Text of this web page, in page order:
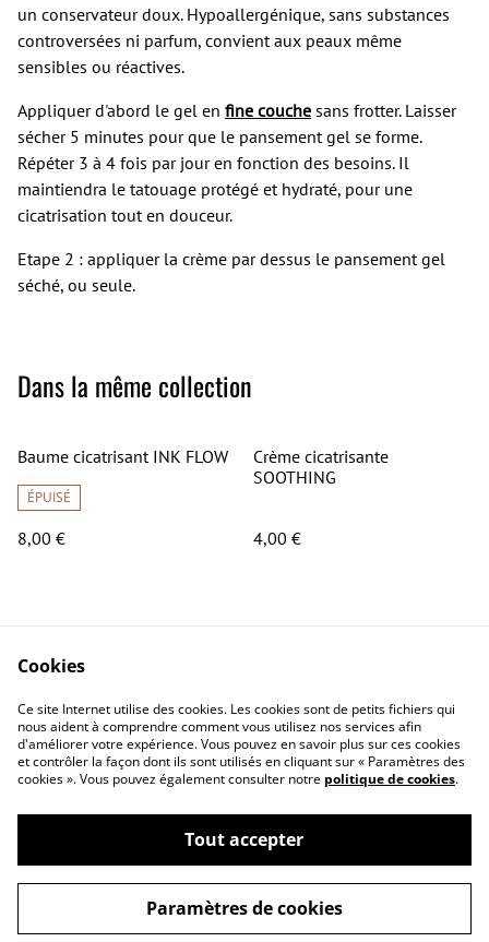
un conservateur doux. Hypoallergénique, sans substances
controversées ni parfum, convient aux peaux même
sensibles ou réactives.
Appliquer d'abord le gel en fine couche sans frotter. Laisser
sécher 5 minutes pour que le pansement gel se forme.
Répéter 3 à 4 fois par jour en fonction des besoins. Il
maintiendra le tatouage protégé et hydraté, pour une
cicatrisation tout en douceur.
Etape 2 : appliquer la crème par dessus le pansement gel
séché, ou seule.
Dans la même collection
Baume cicatrisant INK FLOW
ÉPUISÉ
8,00 €
Crème cicatrisante
SOOTHING
4,00 €
Contact
Conditions générales
Politique de
confidentialité
Politique de cookies
Cookies
Ce site Internet utilise des cookies. Les cookies sont de petits fichiers qui
nous aident à comprendre comment vous utilisez nos services afin
d'améliorer votre expérience. Vous pouvez en savoir plus sur ces cookies
et contrôler la façon dont ils sont utilisés en cliquant sur « Paramètres des
cookies ». Vous pouvez également consulter notre politique de cookies.
Tout accepter
Paramètres de cookies